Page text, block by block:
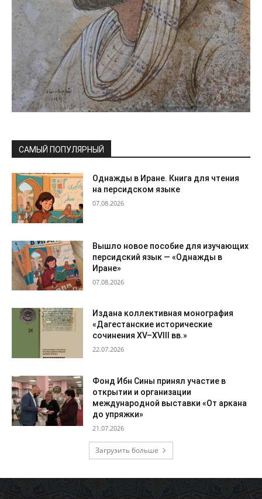
САМЫЙ ПОПУЛЯРНЫЙ
Однажды в Иране. Книга для чтения
на персидском языке
07.08.2026
Вышло новое пособие для изучающих
персидский язык — «Однажды в
Иране»
07.08.2026
Издана коллективная монография
«Дагестанские исторические
сочинения XV–XVIII вв.»
22.07.2026
Фонд Ибн Сины принял участие в
открытии и организации
международной выставки «От аркана
до упряжки»
21.07.2026
Загрузить больше